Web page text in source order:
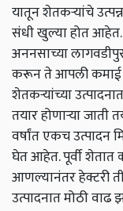
यातून शेतकऱ्यांचे
संधी खुल्या होत
अननसाच्या
करून ते आपली कमाई
शेतकऱ्यांच्या
तयार होणार्‍या जाती
वर्षांत एकच उत्पादन
घेत आहेत. पूर्वी
आणल्यानंतर हेक्टरी
उत्पादनात मोठी वाढ